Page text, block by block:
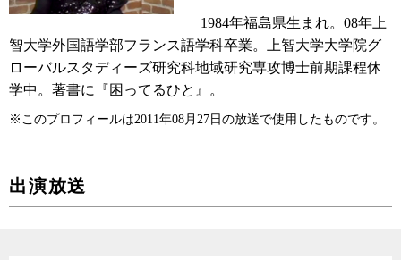
1984年福島県生まれ。08年上
智大学外国語学部フランス語学科卒業。上智大学大学院グ
ローバルスタディーズ研究科地域研究専攻博士前期課程休
学中。著書に
『困ってるひと』 。
※このプロフィールは2011年08月27日の放送で使用したものです。
出演放送